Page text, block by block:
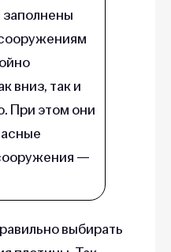
заполнены
вниз, так и
При этом они
—
выбирать